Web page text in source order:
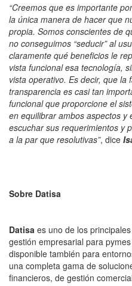
“Creemos que es importante
la única manera de hacer que
propia. Somos conscientes de
no conseguimos “seducir” al
claramente qué beneficios le
vista funcional esa tecnología,
vista operativo. Es decir, que la
transparencia es casi tan
funcional que proporcione el
en equilibrar ambos aspectos y
escuchar sus requerimientos y
a la par que resolutivas”, dice
Sobre Datisa
Datisa es uno de los
gestión empresarial para
disponible también para
una completa gama de
financieros, de gestión